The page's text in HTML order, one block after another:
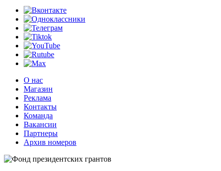
О нас
Магазин
Реклама
Контакты
Команда
Вакансии
Партнеры
Архив номеров